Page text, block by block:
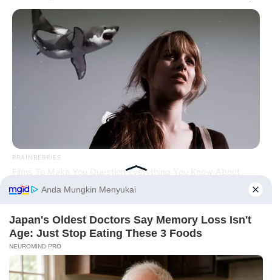
PRIVACY POLICY DISCLAIMER HUBUNGI KAMI IKLAN
BRAINBERRIES
Films To Make You Question Everything You Know About
Cinema
Before You Go